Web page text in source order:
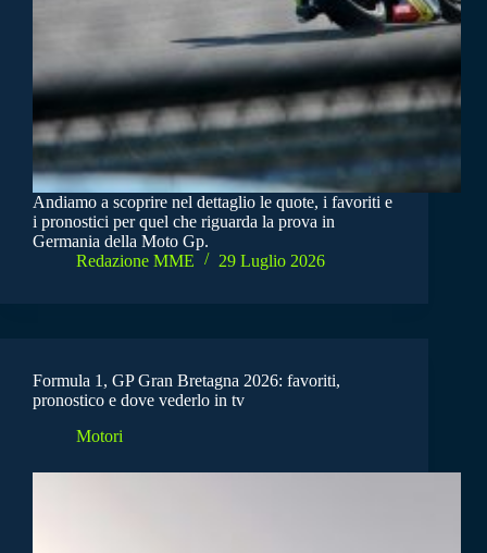
Andiamo a scoprire nel dettaglio le quote, i favoriti e
i pronostici per quel che riguarda la prova in
Germania della Moto Gp.
Redazione MME
29 Luglio 2026
Formula 1, GP Gran Bretagna 2026: favoriti,
pronostico e dove vederlo in tv
Motori